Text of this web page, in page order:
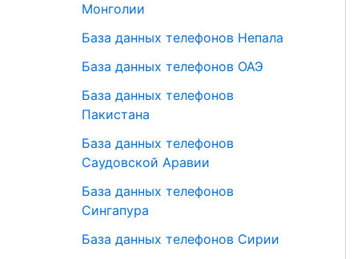
Монголии
База данных телефонов Непала
База данных телефонов ОАЭ
База данных телефонов
Пакистана
База данных телефонов
Саудовской Аравии
База данных телефонов
Сингапура
База данных телефонов Сирии